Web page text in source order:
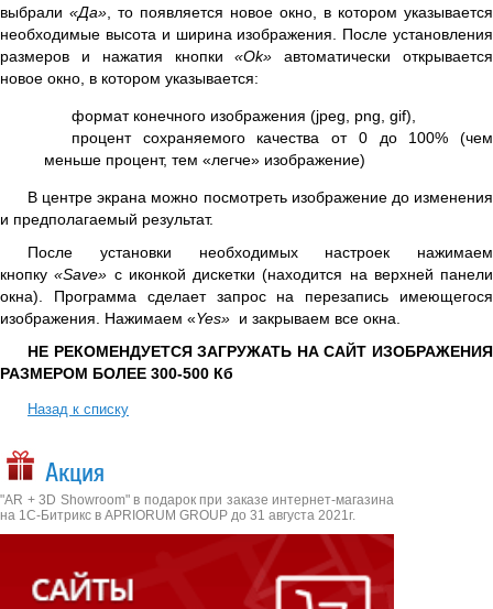
выбрали «Да» , то появляется новое окно, в котором указывается
необходимые высота и ширина изображения. После установления
размеров и нажатия кнопки«Ok» автоматически открывается
новое окно, в котором указывается:
формат конечного изображения (jpeg, png, gif),
процент сохраняемого качества от 0 до 100% (чем
меньше процент, тем «легче» изображение)
В центре экрана можно посмотреть изображение до изменения
и предполагаемый результат.
После установки необходимых настроек нажимаем
кнопку«Save» с иконкой дискетки (находится на верхней панели
окна). Программа сделает запрос на перезапись имеющегося
изображения. Нажимаем «Yes» и закрываем все окна.
НЕ РЕКОМЕНДУЕТСЯ ЗАГРУЖАТЬ НА САЙТ ИЗОБРАЖЕНИЯ
РАЗМЕРОМ БОЛЕЕ 300-500 Кб
Назад к списку
Акция
"AR + 3D Showroom" в подарок при заказе интернет-магазина
на 1С-Битрикс в APRIORUM GROUP до 31 августа 2021г.